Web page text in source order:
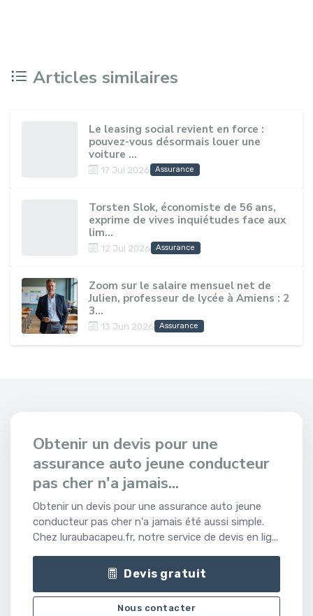
Articles similaires
Le leasing social revient en force :
pouvez-vous désormais louer une
voiture ...
17 Jul 2026 Assurance
Torsten Slok, économiste de 56 ans,
exprime de vives inquiétudes face aux
lim...
12 Jul 2026 Assurance
Zoom sur le salaire mensuel net de
Julien, professeur de lycée à Amiens : 2
3...
13 Jun 2026 Assurance
Obtenir un devis pour une
assurance auto jeune conducteur
pas cher n'a jamais...
Obtenir un devis pour une assurance auto jeune
conducteur pas cher n'a jamais été aussi simple.
Chez luraubacapeu.fr, notre service de devis en lig...
Devis gratuit
Nous contacter